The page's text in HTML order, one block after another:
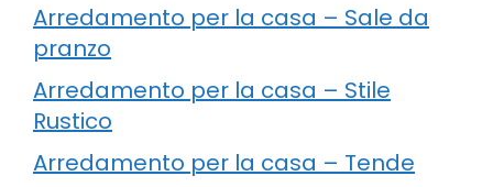
Arredamento per la casa – Sale da
pranzo
Arredamento per la casa – Stile
Rustico
Arredamento per la casa – Tende